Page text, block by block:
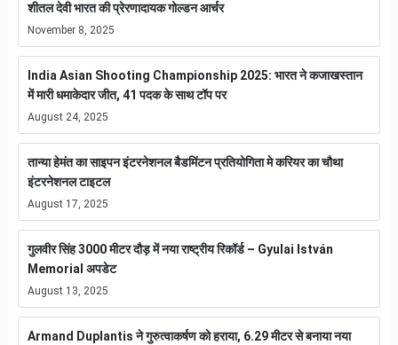
शीतल देवी भारत की प्रेरणादायक गोल्डन आर्चर
November 8, 2025
India Asian Shooting Championship 2025: भारत ने कजाखस्तान
में मारी धमाकेदार जीत, 41 पदक के साथ टॉप पर
August 24, 2025
तान्या हेमंत का साइपन इंटरनेशनल बैडमिंटन प्रतियोगिता मे करियर का चौथा
इंटरनेशनल टाइटल
August 17, 2025
गुलवीर सिंह 3000 मीटर दौड़ में नया राष्ट्रीय रिकॉर्ड – Gyulai István
Memorial अपडेट
August 13, 2025
Armand Duplantis ने गुरुत्वाकर्षण को हराया, 6.29 मीटर से बनाया नया